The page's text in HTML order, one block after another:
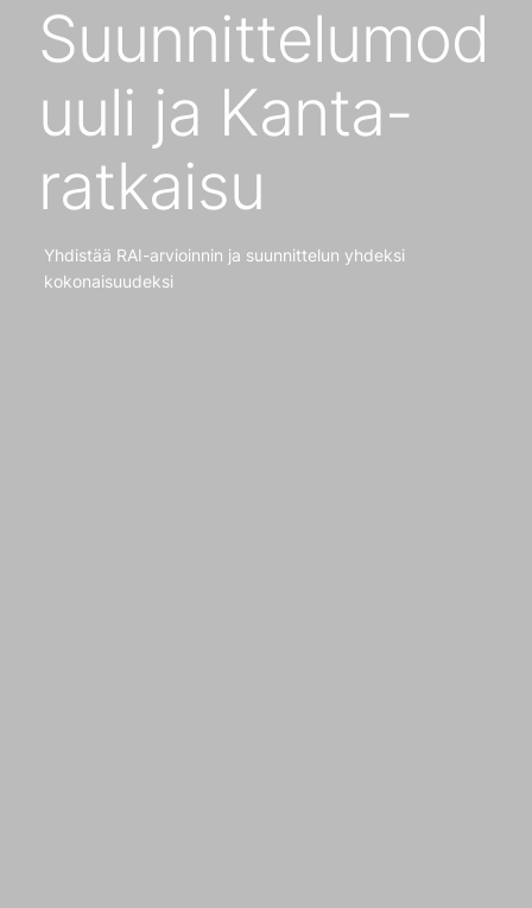
Suunnittelumod
uuli ja Kanta-
ratkaisu
Yhdistää RAI-arvioinnin ja suunnittelun yhdeksi
kokonaisuudeksi